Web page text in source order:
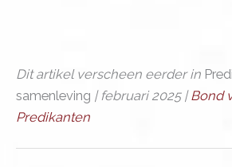
Dit artikel verscheen eerder in
samenleving | februari 2025 |Bond
Predikanten